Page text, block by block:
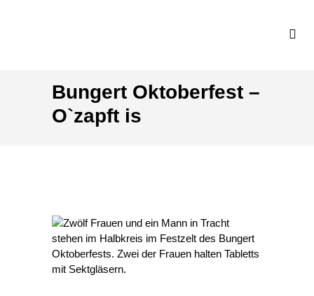
Bungert Oktoberfest –
O`zapft is